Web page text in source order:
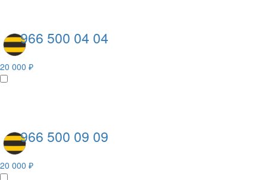
966 500 04 04
20 000 ₽
966 500 09 09
20 000 ₽